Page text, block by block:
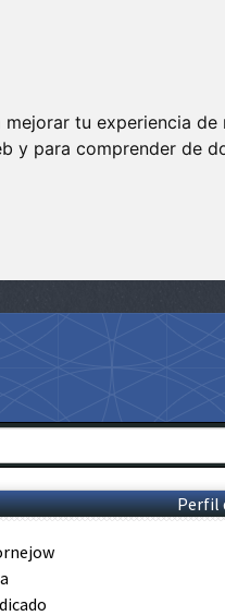
tu experiencia
y para comprender de
Perfil